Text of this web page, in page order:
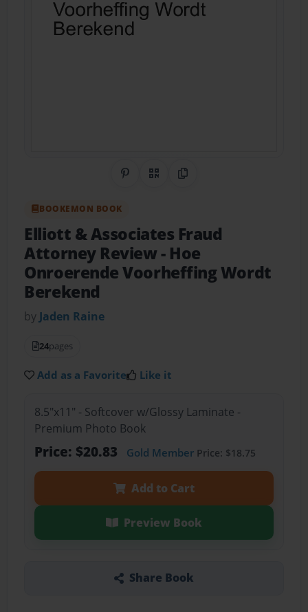
Share on Pinterest
QR CodeCopy Link
BOOKEMON BOOK
Elliott & Associates Fraud
Attorney Review - Hoe
Onroerende Voorheffing Wordt
Berekend
by Jaden Raine
24pages
Add as a Favorite Like it
8.5"x11" - Softcover w/Glossy Laminate -
Premium Photo Book
Price: $20.83 Gold MemberPrice: $18.75
Add to Cart
Preview Book
Share Book